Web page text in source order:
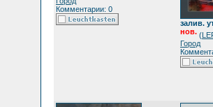
Комментарии: 0
залив.
нов. (
Город